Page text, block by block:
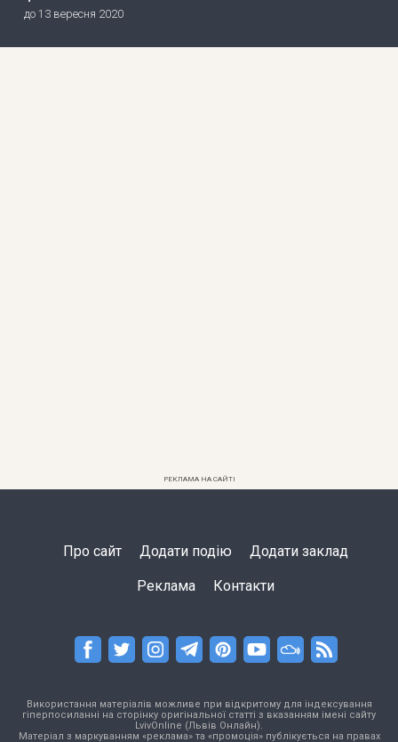
до 13 вересня 2020
РЕКЛАМА НА САЙТІ
Про сайт Додати подію Додати заклад
Реклама Контакти
Використання матеріалів можливе при відкритому для індексування
гіперпосиланні на сторінку оригінальної статті з вказанням імені сайту
LvivOnline (Львів Онлайн).
Матеріал з маркуванням «реклама» та «промоція» публікується на правах